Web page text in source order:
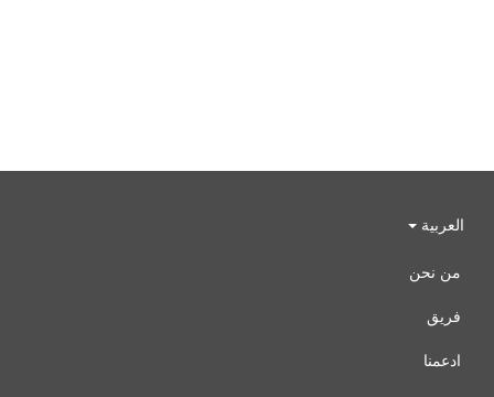
العربية
من نحن
فريق
ادعمنا